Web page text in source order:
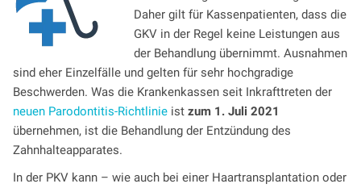
Daher gilt für Kassenpatienten, dass die
GKV in der Regel keine Leistungen aus
der Behandlung übernimmt. Ausnahmen
sind eher Einzelfälle und gelten für sehr hochgradige
Beschwerden. Was die Krankenkassen seit Inkrafttreten der
neuen Parodontitis-Richtlinieist zum 1. Juli 2021
übernehmen, ist die Behandlung der Entzündung des
Zahnhalteapparates.
In der PKV kann – wie auch bei einer Haartransplantation oder